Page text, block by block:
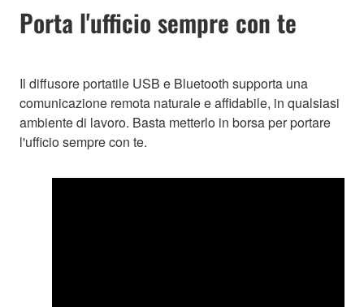
Porta l'ufficio sempre con te
Il diffusore portatile USB e Bluetooth supporta una
comunicazione remota naturale e affidabile, in qualsiasi
ambiente di lavoro. Basta metterlo in borsa per portare
l'ufficio sempre con te.